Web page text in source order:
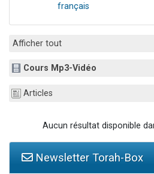
français
Afficher tout
Cours Mp3-Vidéo
Articles
Aucun résultat disponible
Newsletter Torah-Box